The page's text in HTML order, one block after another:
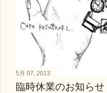
5月 07, 2013
臨時休業のお知らせ